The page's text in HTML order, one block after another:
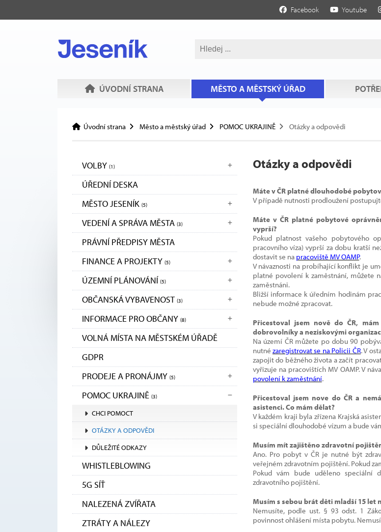
Facebook Youtube
ÚVODNÍ STRANA MĚSTO A MĚSTSKÝ ÚŘAD
Úvodní strana Město a městský úřad POMOC UKRAJINĚ Otázky a odpovědi
VOLBY (1)
ÚŘEDNÍ DESKA
MĚSTO JESENÍK (5)
VEDENÍ A SPRÁVA MĚSTA (3)
PRÁVNÍ PŘEDPISY MĚSTA
FINANCE A PROJEKTY (5)
ÚZEMNÍ PLÁNOVÁNÍ (5)
OBČANSKÁ VYBAVENOST (3)
INFORMACE PRO OBČANY (8)
VOLNÁ MÍSTA NA MĚSTSKÉM ÚŘADĚ
GDPR
PRODEJE A PRONÁJMY (5)
POMOC UKRAJINĚ (3)
CHCI POMOCT
OTÁZKY A ODPOVĚDI
DŮLEŽITÉ ODKAZY
WHISTLEBLOWING
5G SÍŤ
NALEZENÁ ZVÍŘATA
ZTRÁTY A NÁLEZY
Otázky a odpovědi
Máte v ČR platné dlouhodobé
V případě nutnosti prodloužení
Máte v ČR platné pobytové
vyprší?
Pokud platnost vašeho pobytového
pracovního víza) vyprší za dobu kratší
dostavit se na pracoviště MV OAMP.
V návaznosti na probíhající konflikt je
platné povolení k zaměstnání, můžete
zaměstnáni.
Bližší informace k úředním hodinám
nebude možné zpracovat.
Přicestoval jsem nově do ČR,
dobrovolníky a neziskovými
Na území ČR můžete po dobu 90
nutné zaregistrovat se na Policii ČR. V
zapojit do běžného života a začít
vyřizuje na pracovištích MV OAMP. V
povolení k zaměstnání.
Přicestoval jsem nove do ČR a
asistenci. Co mám dělat?
V každém kraji byla zřízena Krajská
si speciální dlouhodobé vízum a bude
Musím mít zajištěno zdravotní
Ano. Pro pobyt v ČR je nutné být
veřejném zdravotním pojištění. Pokud
Pokud vám bude uděleno speciální
zdravotního pojištění.
Musím s sebou brát děti mladší 15 let
Nemusíte, podle ust. § 93 odst. 1
povinnost ohlášení místa pobytu.